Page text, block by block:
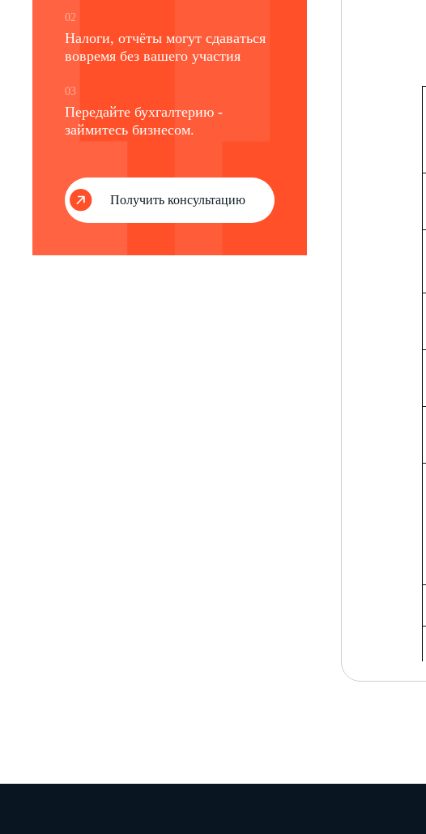
02
Налоги, отчёты могут сдаваться
вовремя без вашего участия
03
Передайте бухгалтерию -
займитесь бизнесом.
Получить консультацию